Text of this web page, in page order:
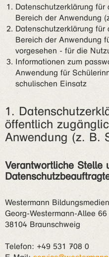
Datenschutzerklärung
Bereich der Anwendung
Datenschutzerklärung
Bereich der Anwendung
vorgesehen - für die
Informationen zum
Anwendung für
schulischen Einsatz
1.
öffentlich
Anwendung (z. B.
Verantwortliche Stelle
Westermann
Georg-Westermann-Allee 66
38104 Braunschweig
Telefon: +49 531 708 0